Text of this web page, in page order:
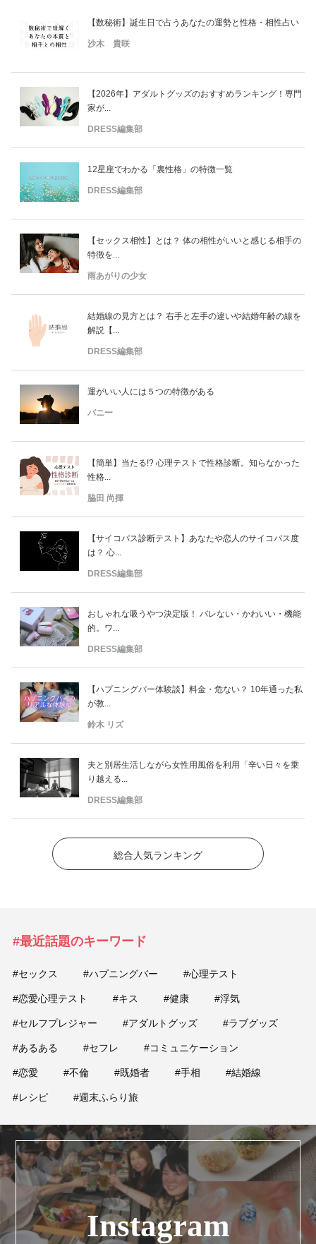
【数秘術】誕生日で占うあなたの運勢と性格・相性占い
沙木 貴咲
【2026年】アダルトグッズのおすすめランキング！専門
家が...
DRESS編集部
12星座でわかる「裏性格」の特徴一覧
DRESS編集部
【セックス相性】とは？ 体の相性がいいと感じる相手の
特徴を...
雨あがりの少女
結婚線の見方とは？ 右手と左手の違いや結婚年齢の線を
解説【...
DRESS編集部
運がいい人には５つの特徴がある
バニー
【簡単】当たる!? 心理テストで性格診断。知らなかった
性格...
脇田 尚揮
【サイコパス診断テスト】あなたや恋人のサイコパス度
は？ 心...
DRESS編集部
おしゃれな吸うやつ決定版！ バレない・かわいい・機能
的。ワ...
DRESS編集部
【ハプニングバー体験談】料金・危ない？ 10年通った私
が教...
鈴木 リズ
夫と別居生活しながら女性用風俗を利用「辛い日々を乗
り越える...
DRESS編集部
総合人気ランキング
#最近話題のキーワード
#セックス #ハプニングバー #心理テスト
#恋愛心理テスト #キス #健康 #浮気
#セルフプレジャー #アダルトグッズ #ラブグッズ
#あるある #セフレ #コミュニケーション
#恋愛 #不倫 #既婚者 #手相 #結婚線
#レシピ #週末ふらり旅
Instagram